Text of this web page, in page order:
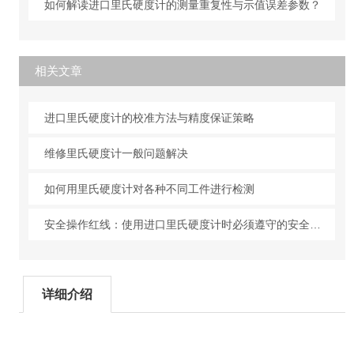
如何解读进口里氏硬度计的测量重复性与示值误差参数？
相关文章
进口里氏硬度计的校准方法与精度保证策略
维修里氏硬度计一般问题解决
如何用里氏硬度计对各种不同工件进行检测
详细介绍